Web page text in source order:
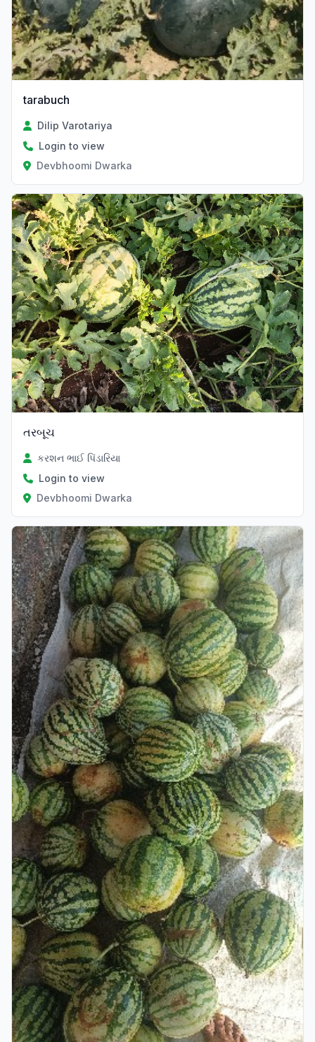
tarabuch
Dilip Varotariya
Login to view
Devbhoomi Dwarka
તરબૂચ
કરશન ભાઈ પિંડારિયા
Login to view
Devbhoomi Dwarka